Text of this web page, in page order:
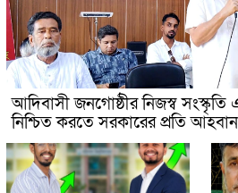
আদিবাসী জনগোষ্ঠীর নিজস্ব সংস্কৃতি
নিশ্চিত করতে সরকারের প্রতি